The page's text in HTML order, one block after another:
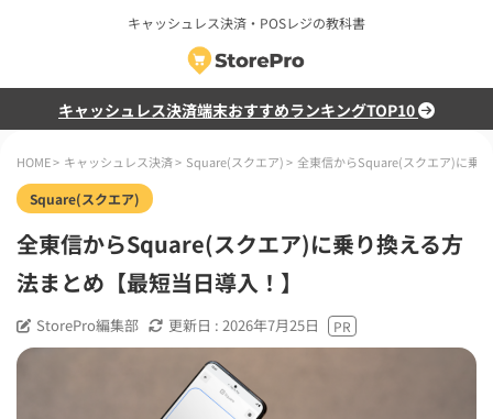
キャッシュレス決済・POSレジの教科書
キャッシュレス決済端末おすすめランキングTOP10
HOME> キャッシュレス決済> Square(スクエア)> 全東信からSquare(スクエア)に乗
Square(スクエア)
全東信からSquare(スクエア)に乗り換える方
法まとめ【最短当日導入！】
StorePro編集部 更新日 : 2026年7月25日